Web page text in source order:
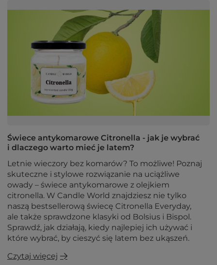
Świece antykomarowe Citronella - jak je wybrać
i dlaczego warto mieć je latem?
Letnie wieczory bez komarów? To możliwe! Poznaj
skuteczne i stylowe rozwiązanie na uciążliwe
owady – świece antykomarowe z olejkiem
citronella. W Candle World znajdziesz nie tylko
naszą bestsellerową świecę Citronella Everyday,
ale także sprawdzone klasyki od Bolsius i Bispol.
Sprawdź, jak działają, kiedy najlepiej ich używać i
które wybrać, by cieszyć się latem bez ukąszeń.
Czytaj więcej